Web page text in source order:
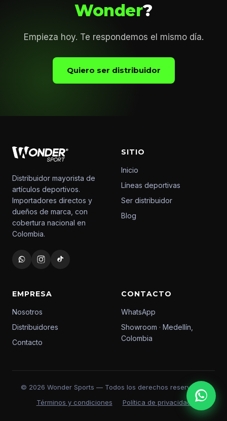
Wonder?
Empieza hoy. Te respondemos el mismo día.
Quiero ser distribuidor
Distribuidor mayorista de
artículos deportivos.
Importadores directos y
dueños de marca, con
cobertura nacional en
Colombia.
SITIO
Inicio
Líneas deportivas
Ser distribuidor
Blog
EMPRESA
Nosotros
Distribuidores
Contacto
CONTACTO
WhatsApp
Showroom · Medellín,
Colombia
© 2026 Wonder Sports — Todos los derechos reservados
Términos y condiciones
Política de privacidad